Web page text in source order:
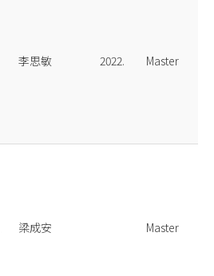
李思敏 2022. Master
梁成安 Master